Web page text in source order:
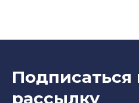
Подписаться
рассылку